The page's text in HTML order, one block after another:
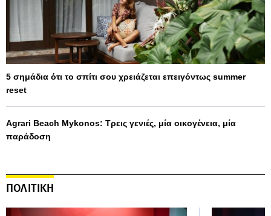
5 σημάδια ότι το σπίτι σου χρειάζεται επειγόντως summer
reset
Agrari Beach Mykonos: Τρεις γενιές, μία οικογένεια, μία
παράδοση
ΠΟΛΙΤΙΚΗ